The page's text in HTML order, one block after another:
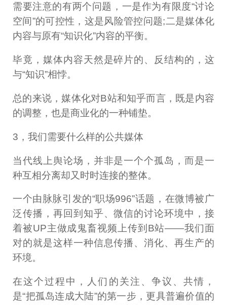
需要注意的有两个问题，一是作为有限度“讨论
空间”的可控性，这是风险管控问题;二是媒体化
内容与原有“知识化”内容的平衡。
毕竟，媒体内容天然是碎片的、反结构的，这
与“知识”相悖。
总的来说，媒体化对B站和知乎而言，既是内容
的调整，也是商业化的一种铺垫。
3，我们需要什么样的公共媒体
当代线上舆论场，并非是一个个孤岛，而是一
种互相分离却又时时连接的整体。
一个由脉脉引发的“职场996”话题，在微博被广
泛传播，再回到知乎、微信的讨论环境中，接
着被UP主做成鬼畜视频上传到B站——我们面
对的就是这样一种信息传播、消化、再生产的
环境。
在这个过程中，人们的关注、争议、共情，
是“把孤岛连成大陆”的第一步，更具普遍价值的